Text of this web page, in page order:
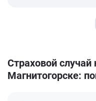
Страховой случай
Магнитогорске: